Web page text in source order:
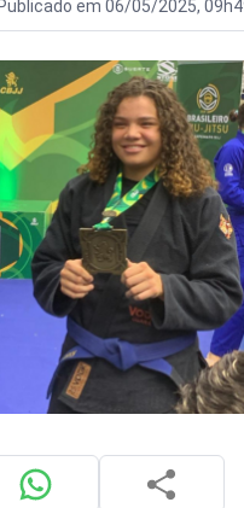
em 06/05/2025,